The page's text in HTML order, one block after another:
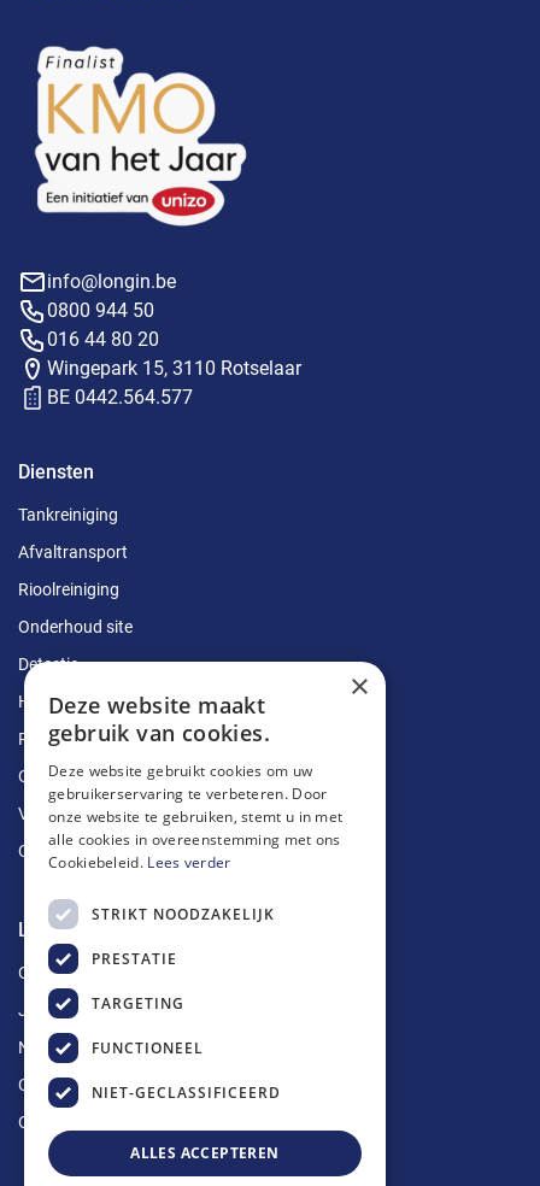
info@longin.be
0800 944 50
016 44 80 20
Wingepark 15, 3110 Rotselaar
BE 0442.564.577
Diensten
Tankreiniging
Afvaltransport
Rioolreiniging
Onderhoud site
Detectie
Herstellingen
Ruimingen
Ontstoppingen
Vetputten
Ontkalking
Longin Service
Over ons
Jobs
Nieuws
Contact
Offerte aanvragen
×
Deze website maakt
gebruik van cookies.
Deze website gebruikt cookies om uw
gebruikerservaring te verbeteren. Door
onze website te gebruiken, stemt u in met
alle cookies in overeenstemming met ons
Cookiebeleid. Lees verder
STRIKT NOODZAKELIJK
PRESTATIE
TARGETING
FUNCTIONEEL
NIET-GECLASSIFICEERD
ALLES ACCEPTEREN